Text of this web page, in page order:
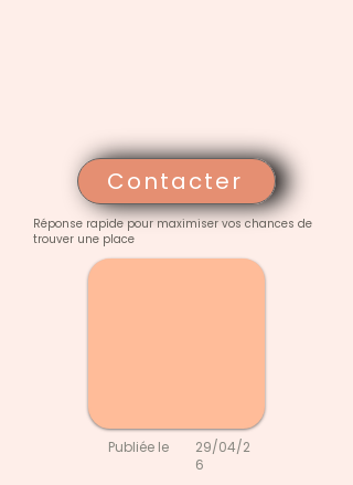
Contacter
Réponse rapide pour maximiser vos chances de
trouver une place
Publiée le
29/04/2
6